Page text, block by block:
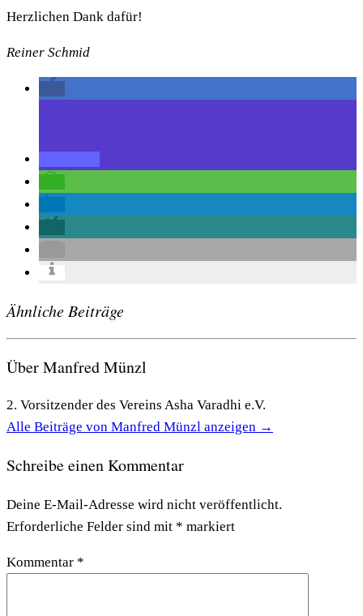
Herzlichen Dank dafür!
Reiner Schmid
Ähnliche Beiträge
Über Manfred Münzl
2. Vorsitzender des Vereins Asha Varadhi e.V.
Alle Beiträge von Manfred Münzl anzeigen →
Schreibe einen Kommentar
Deine E-Mail-Adresse wird nicht veröffentlicht.
Erforderliche Felder sind mit * markiert
Kommentar *